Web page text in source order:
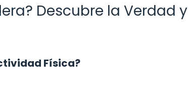
Descubre la Verdad y
Física?